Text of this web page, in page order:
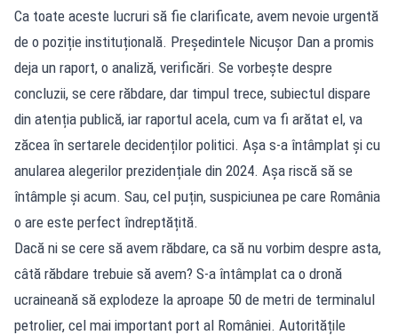
Ca toate aceste lucruri să fie clarificate, avem nevoie urgentă
de o poziție instituțională. Președintele Nicușor Dan a promis
deja un raport, o analiză, verificări. Se vorbește despre
concluzii, se cere răbdare, dar timpul trece, subiectul dispare
din atenția publică, iar raportul acela, cum va fi arătat el, va
zăcea în sertarele decidenților politici. Așa s-a întâmplat și cu
anularea alegerilor prezidențiale din 2024. Așa riscă să se
întâmple și acum. Sau, cel puțin, suspiciunea pe care România
o are este perfect îndreptățită.
Dacă ni se cere să avem răbdare, ca să nu vorbim despre asta,
câtă răbdare trebuie să avem? S-a întâmplat ca o dronă
ucraineană să explodeze la aproape 50 de metri de terminalul
petrolier, cel mai important port al României. Autoritățile